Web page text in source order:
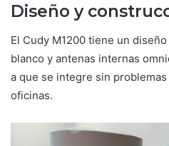
Diseño y
El Cudy M1200 tiene un
blanco y antenas internas
a que se integre sin
oficinas.